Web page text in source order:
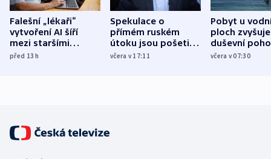
Falešní „lékaři“
vytvoření AI šíří
mezi staršími
Poláky nebezpečné
před 13h
Spekulace o
přímém ruském
útoku jsou pošetilé,
míní estonský
včera v 17:11
Pobyt u
ploch zvyšuje
duševní
ukázala
včera v 07:30